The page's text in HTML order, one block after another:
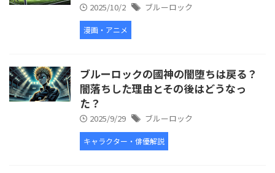
2025/10/2 ブルーロック
漫画・アニメ
ブルーロックの國神の闇堕ちは戻る？
闇落ちした理由とその後はどうなっ
た？
2025/9/29 ブルーロック
キャラクター・俳優解説